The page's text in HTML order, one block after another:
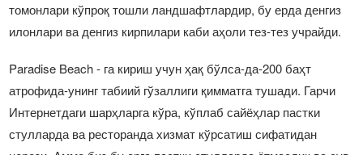
томонлари кўпроқ тошли ландшафтлардир, бу ерда денгиз
илонлари ва денгиз кирпилари каби аҳоли тез-тез учрайди.
Paradise Beach - га кириш учун ҳақ бўлса-да-200 баҳт
атрофида-унинг табиий гўзаллиги қимматга тушади. Гарчи
Интернетдаги шарҳларга кўра, кўплаб сайёҳлар пастки
стулларда ва ресторанда хизмат кўрсатиш сифатидан